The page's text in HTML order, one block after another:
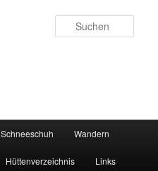
Schneeschuh Wandern
Hüttenverzeichnis Links